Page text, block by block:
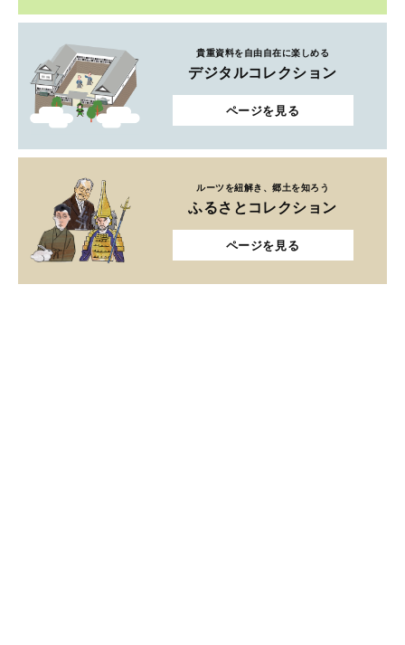
貴重資料を自由自在に楽しめる
デジタルコレクション
ページを見る
ルーツを紐解き、郷土を知ろう
ふるさとコレクション
ページを見る